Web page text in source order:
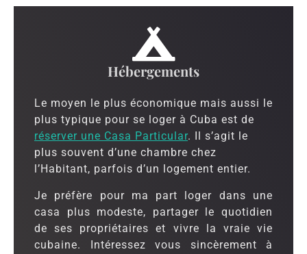
Hébergements
Le moyen le plus économique mais aussi le
plus typique pour se loger à Cuba est de
réserver une Casa Particular. Il s’agit le
plus souvent d’une chambre chez
l’Habitant, parfois d’un logement entier.
Je préfère pour ma part loger dans une
casa plus modeste, partager le quotidien
de ses propriétaires et vivre la vraie vie
cubaine. Intéressez vous sincèrement à